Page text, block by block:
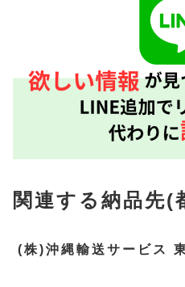
関連する納品先(
(株)沖縄輸送サービス